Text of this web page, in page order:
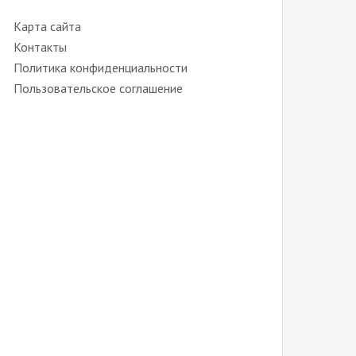
Карта сайта
Контакты
Политика конфиденциальности
Пользовательское соглашение